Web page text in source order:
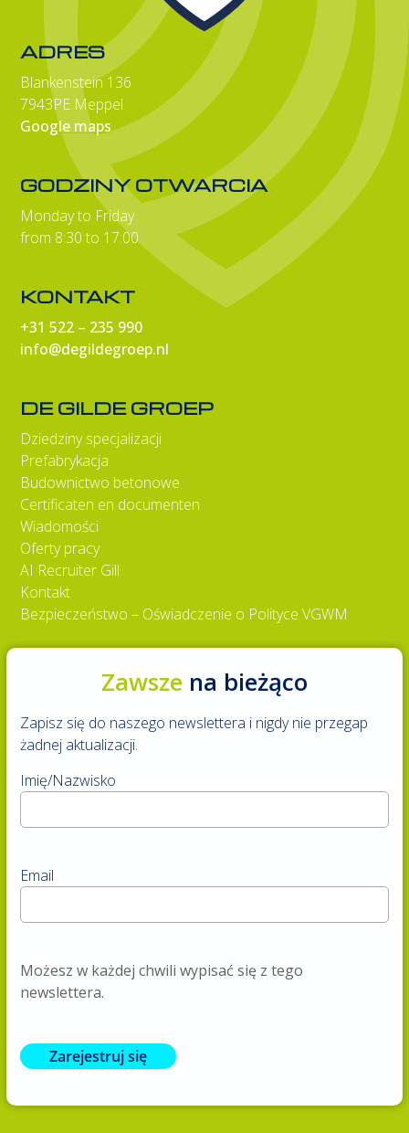
ADRES
Blankenstein 136
7943PE Meppel
Google maps
GODZINY OTWARCIA
Monday to Friday
from 8:30 to 17:00
KONTAKT
+31 522 – 235 990
info@degildegroep.nl
DE GILDE GROEP
Dziedziny specjalizacji
Prefabrykacja
Budownictwo betonowe
Certificaten en documenten
Wiadomości
Oferty pracy
AI Recruiter Gill
Kontakt
Bezpieczeństwo – Oświadczenie o Polityce VGWM
Zawsze na bieżąco
Zapisz się do naszego newslettera i nigdy nie przegap
żadnej aktualizacji.
Imię/Nazwisko
Email
Możesz w każdej chwili wypisać się z tego
newslettera.
Zarejestruj się